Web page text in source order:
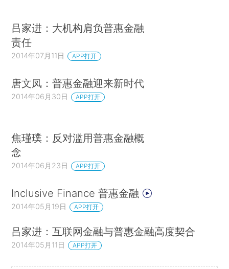
吕家进：大机构肩负普惠金融
责任
2014年07月11日 APP打开
唐文凤：普惠金融迎来新时代
2014年06月30日 APP打开
焦瑾璞：反对滥用普惠金融概
念
2014年06月23日 APP打开
Inclusive Finance 普惠金融
2014年05月19日 APP打开
吕家进：互联网金融与普惠金融高度契合
2014年05月11日 APP打开